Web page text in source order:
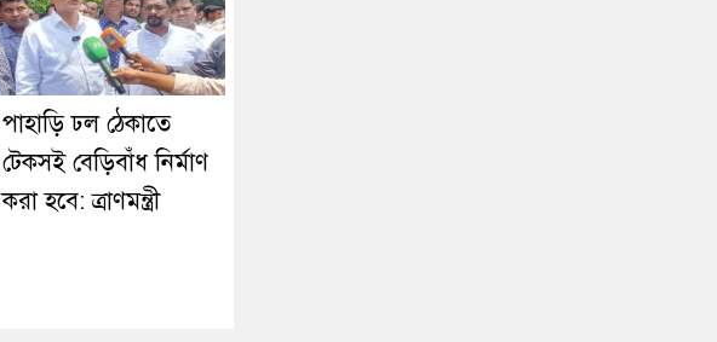
পাহাড়ি ঢল ঠেকাতে
টেকসই বেড়িবাঁধ নির্মাণ
করা হবে: ত্রাণমন্ত্রী